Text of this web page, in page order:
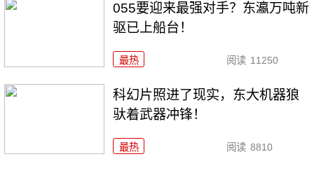
055要迎来最强对手？东瀛万吨新
驱已上船台！
最热 阅读 11250
科幻片照进了现实，东大机器狼
驮着武器冲锋！
最热 阅读 8810